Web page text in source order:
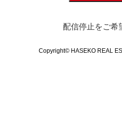
配信停止をご希
Copyright© HASEKO REAL